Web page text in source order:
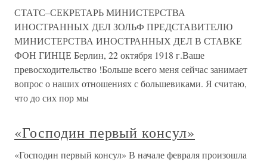
СТАТС–СЕКРЕТАРЬ МИНИСТЕРСТВА
ИНОСТРАННЫХ ДЕЛ ЗОЛЬФ ПРЕДСТАВИТЕЛЮ
МИНИСТЕРСТВА ИНОСТРАННЫХ ДЕЛ В СТАВКЕ
ФОН ГИНЦЕ Берлин, 22 октября 1918 г.Ваше
превосходительство !Больше всего меня сейчас занимает
вопрос о наших отношениях с большевиками. Я считаю,
что до сих пор мы
«Господин первый консул»
«Господин первый консул» В начале февраля произошла